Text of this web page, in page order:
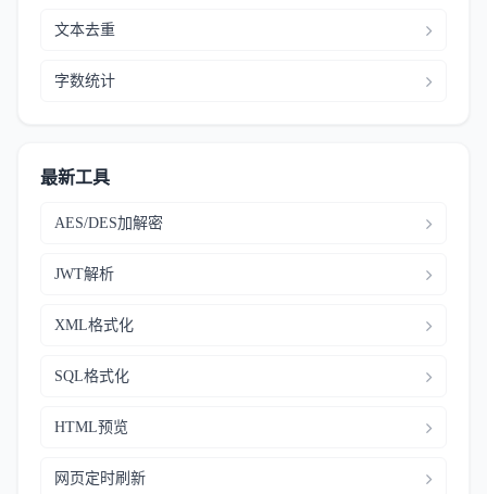
文本去重
字数统计
最新工具
AES/DES加解密
JWT解析
XML格式化
SQL格式化
HTML预览
网页定时刷新